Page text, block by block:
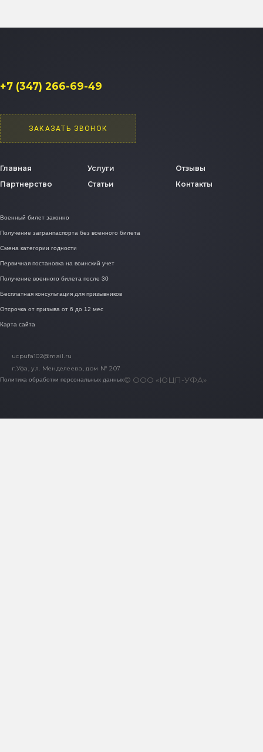
+7 (347) 266-69-49
ЗАКАЗАТЬ ЗВОНОК
Главная Услуги
Отзывы
Партнерство
Статьи Контакты
Военный билет законно
Получение загранпаспорта без военного билета
Смена категории годности
Первичная постановка на воинский учет
Получение военного билета после 30
Бесплатная консультация для призывников
Отсрочка от призыва от 6 до 12 мес
Карта сайта
ucpufa102@mail.ru
г.Уфа, ул. Менделеева, дом № 207
© ООО «ЮЦП-УФА»
Политика обработки персональных данных